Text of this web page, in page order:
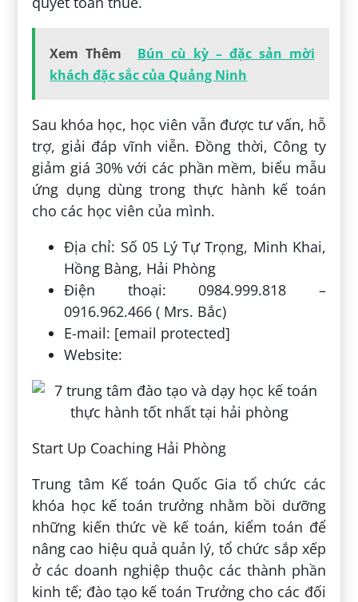
Xem Thêm
Bún cù kỳ – đặc sản mời
khách đặc sắc của Quảng Ninh
Sau khóa học, học viên vẫn được tư vấn, hỗ
trợ, giải đáp vĩnh viễn. Đồng thời, Công ty
giảm giá 30% với các phần mềm, biểu mẫu
ứng dụng dùng trong thực hành kế toán
cho các học viên của mình.
Địa chỉ: Số 05 Lý Tự Trọng, Minh Khai,
Hồng Bàng, Hải Phòng
Điện thoại: 0984.999.818 –
0916.962.466 ( Mrs. Bắc)
E-mail: [email protected]
Website:
Start Up Coaching Hải Phòng
Trung tâm Kế toán Quốc Gia tổ chức các
khóa học kế toán trưởng nhằm bồi dưỡng
những kiến thức về kế toán, kiểm toán để
nâng cao hiệu quả quản lý, tổ chức sắp xếp
ở các doanh nghiệp thuộc các thành phần
kinh tế; đào tạo kế toán Trưởng cho các đối